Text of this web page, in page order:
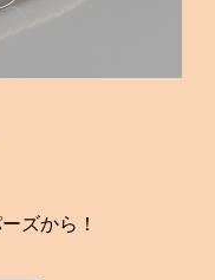
ズから！